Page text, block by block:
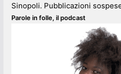
Sinopoli. Pubblicazioni
Parole in folle, il podcast